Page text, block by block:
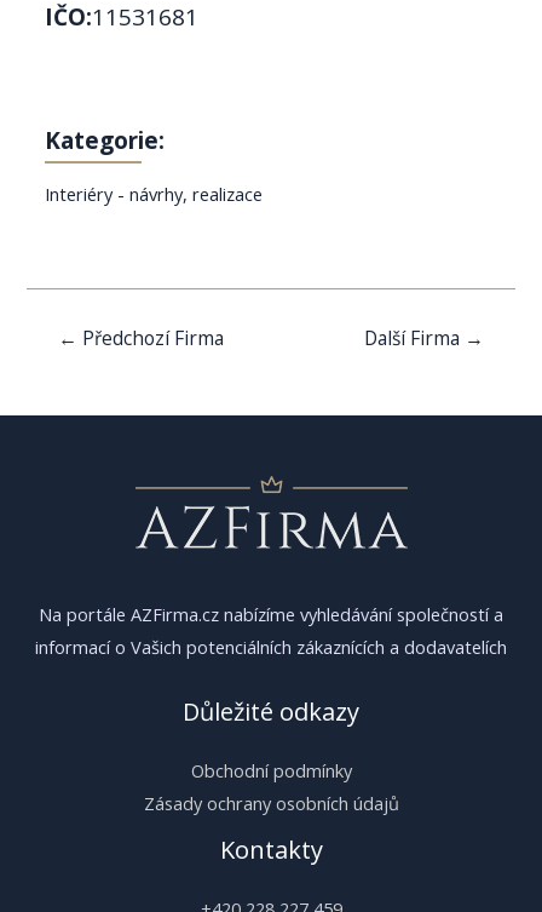
IČO:11531681
Kategorie:
Interiéry - návrhy, realizace
Navigace
← Předchozí Firma Další Firma →
Na portále AZFirma.cz nabízíme vyhledávání společností a
informací o Vašich potenciálních zákaznících a dodavatelích
Důležité odkazy
Obchodní podmínky
Zásady ochrany osobních údajů
Kontakty